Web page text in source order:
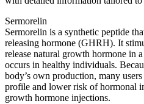
Sermorelin
Sermorelin is a synthetic peptide
releasing hormone (GHRH). It
release natural growth hormone in
occurs in healthy individuals.
body’s own production, many
profile and lower risk of hormonal
growth hormone injections.